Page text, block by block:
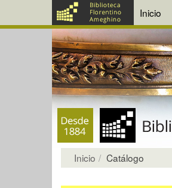
Inicio
Inicio Catálogo